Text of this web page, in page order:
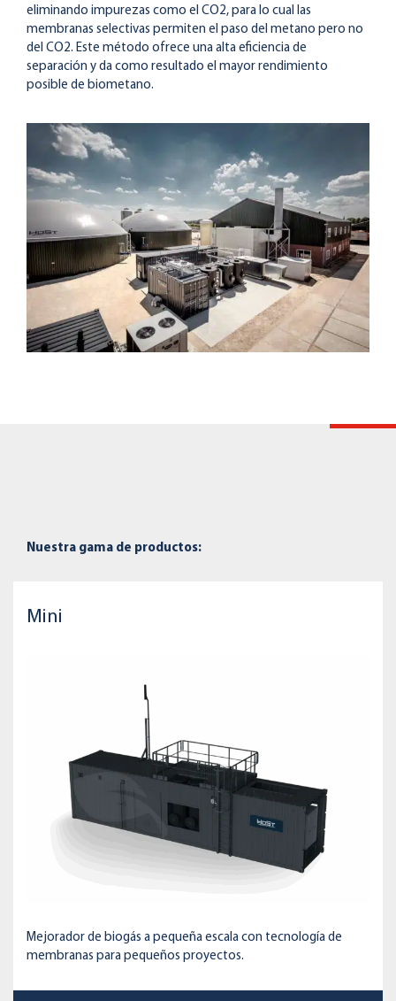
eliminando impurezas como el CO2, para lo cual las
membranas selectivas permiten el paso del metano pero no
del CO2. Este método ofrece una alta eficiencia de
separación y da como resultado el mayor rendimiento
posible de biometano.
Nuestra gama de productos:
Mini
Mejorador de biogás a pequeña escala con tecnología de
membranas para pequeños proyectos.